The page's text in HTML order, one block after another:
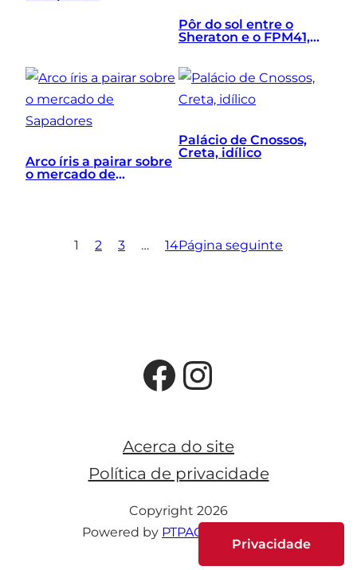
Pôr do sol entre o
Sheraton e o FPM41,
Arco íris a pairar sobre
o mercado de
Palácio de Cnossos,
Creta, idílico
1 2 3 … 14Página seguinte
Facebook
Acerca do site
Política de privacidade
Copyright 2026
Powered by PTPAC webmedia
Privacidade